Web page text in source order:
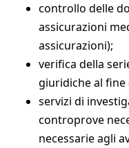
controllo delle
assicurazioni
assicurazioni);
verifica della
giuridiche al
servizi di
controprove
necessarie agli